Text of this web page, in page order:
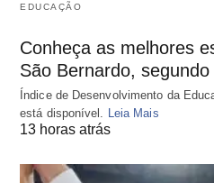
EDUCAÇÃO
Conheça as melhores
São Bernardo,
Índice de Desenvolvimento da
está disponível.
Leia Mais
13 horas atrás